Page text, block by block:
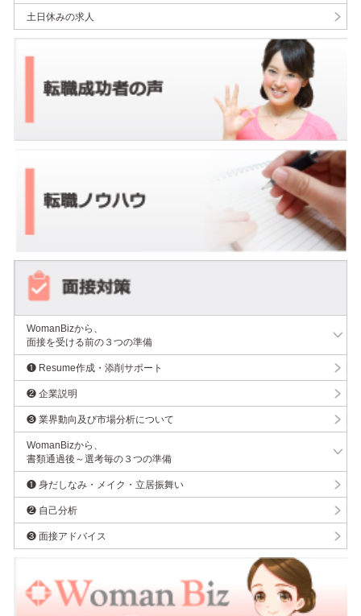
土日休みの求人
WomanBizから、
面接を受ける前の３つの準備
❶ Resume作成・添削サポート
❷ 企業説明
❸ 業界動向及び市場分析について
WomanBizから、
書類通過後～選考毎の３つの準備
❶ 身だしなみ・メイク・立居振舞い
❷ 自己分析
❸ 面接アドバイス